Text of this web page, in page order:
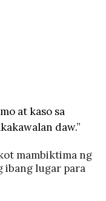
at kaso sa
daw.”
mambiktima ng
ibang lugar para